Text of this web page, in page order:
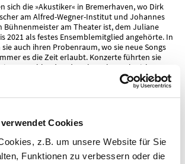
Cookies
z.B. um unsere Website für Sie
Funktionen zu verbessern oder die
sich die »Akustiker« in Bremerhaven, wo Dirk
am Alfred-Wegner-Institut und Johannes
am Theater ist, dem Juliane
2021 als festes Ensemblemitglied angehörte. In
auch ihren Probenraum, wo sie neue Songs
es die Zeit erlaubt. Konzerte führten sie
Deutschland und auch nach Frankreich. Jetzt
gemeinsam mit ihrer Band auf ihren ersten
Theater. Die gemütliche Atmosphäre des
Ort für ihre handgemachte Musik: Mal